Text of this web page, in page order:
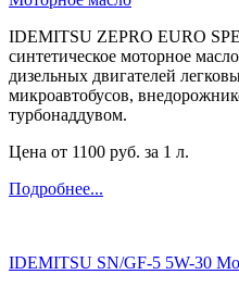
IDEMITSU ZEPRO EURO
синтетическое моторное
дизельных двигателей
микроавтобусов,
турбонаддувом.
Цена от 1100 руб. за 1 л.
Подробнее...
IDEMITSU SN/GF-5 5W-30